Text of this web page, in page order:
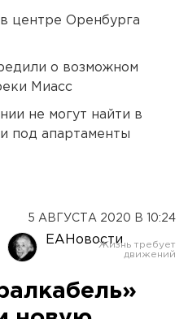
центре Оренбурга
о возможном
Миасс
не могут найти в
под апартаменты
5 АВГУСТА 2020 В 10:24
ЕАНовости